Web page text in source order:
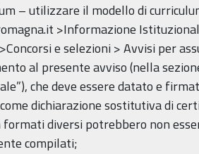
– utilizzare il modello di
>Informazione
e selezioni > Avvisi per
al presente avviso (nella
che deve essere datato e
dichiarazione sostitutiva di
formati diversi potrebbero non
compilati;